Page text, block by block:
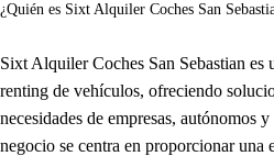
¿Quién es Sixt Alquiler Coches San
Sixt Alquiler Coches San Sebastian es
renting de vehículos, ofreciendo
necesidades de empresas, autónomos
negocio se centra en proporcionar